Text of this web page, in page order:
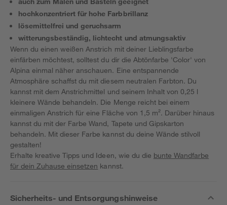
hochkonzentriert für hohe Farbbrillanz
lösemittelfrei und geruchsarm
witterungsbeständig, lichtecht und atmungsaktiv
Wenn du einen weißen Anstrich mit deiner Lieblingsfarbe
einfärben möchtest, solltest du dir die Abtönfarbe 'Color' von
Alpina einmal näher anschauen. Eine entspannende
Atmosphäre schaffst du mit diesem neutralen Farbton. Du
kannst mit dem Anstrichmittel und seinem Inhalt von 0,25 l
kleinere Wände behandeln. Die Menge reicht bei einem
einmaligen Anstrich für eine Fläche von 1,5 m². Darüber hinaus
kannst du mit der Farbe Wand, Tapete und Gipskarton
behandeln. Mit dieser Farbe kannst du deine Wände stilvoll
gestalten!
Erhalte kreative Tipps und Ideen, wie du die bunte Wandfarbe
für dein Zuhause einsetzen kannst.
Sicherheits- und Entsorgungshinweise